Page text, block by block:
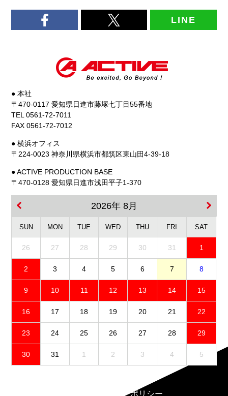
LINE
● 本社
〒470-0117 愛知県日進市藤塚七丁目55番地
TEL 0561-72-7011
FAX 0561-72-7012
● 横浜オフィス
〒224-0023 神奈川県横浜市都筑区東山田4-39-18
● ACTIVE PRODUCTION BASE
〒470-0128 愛知県日進市浅田平子1-370
2026年 8月
SUN MON TUE WED THU FRI SAT
26 27 28 29 30 31 1
2 3 4 5 6 7 8
9 10 11 12 13 14 15
16 17 18 19 20 21 22
23 24 25 26 27 28 29
30 31 1 2 3 4 5
プライバシーポリシー